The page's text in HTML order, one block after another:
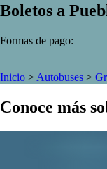
Boletos a
Formas de pago:
Inicio > Autobuses >
Conoce más